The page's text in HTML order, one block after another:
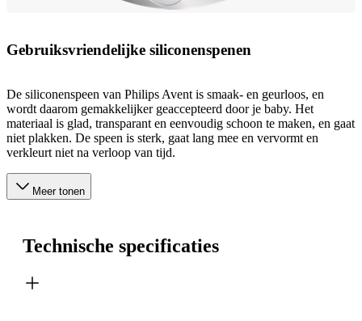
Gebruiksvriendelijke siliconenspenen
De siliconenspeen van Philips Avent is smaak- en geurloos, en
wordt daarom gemakkelijker geaccepteerd door je baby. Het
materiaal is glad, transparant en eenvoudig schoon te maken, en gaat
niet plakken. De speen is sterk, gaat lang mee en vervormt en
verkleurt niet na verloop van tijd.
Meer tonen
Technische specificaties